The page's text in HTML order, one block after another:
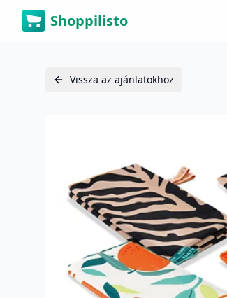
Shoppilisto
Vissza az ajánlatokhoz